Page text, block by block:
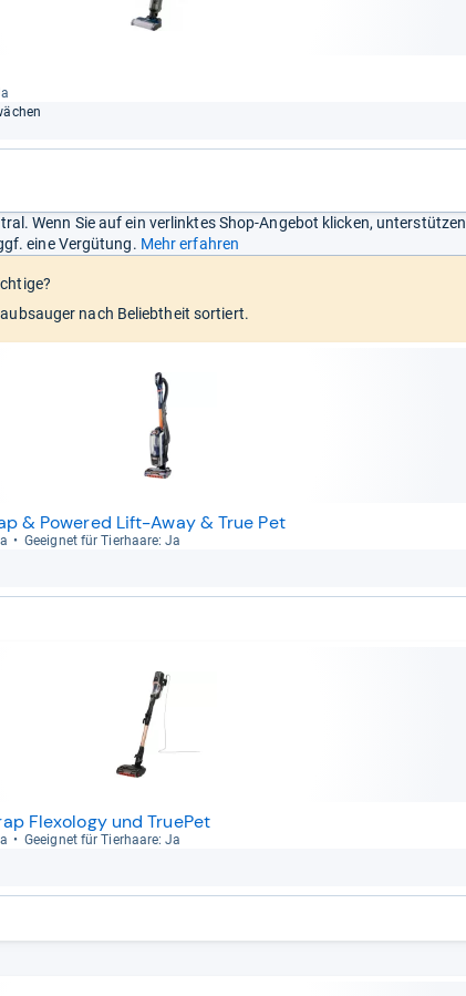
Wenn Sie auf ein verlinktes Shop-Angebot klicken, unterstützen
eine Vergütung. Mehr erfahren
nach Beliebtheit sortiert.
& Powered Lift-Away & True Pet
Geeig­net für Tier­haare: Ja
Flexology und TruePet
Geeig­net für Tier­haare: Ja